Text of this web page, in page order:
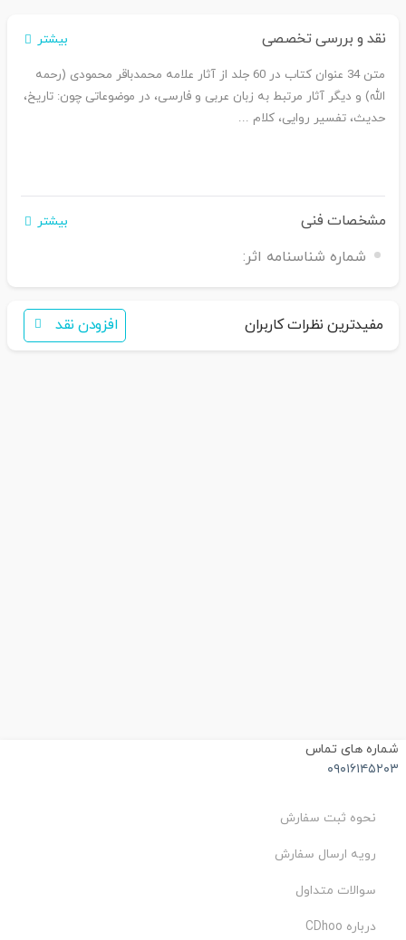
نقد و بررسی تخصصی بیشتر
متن 34 عنوان کتاب در 60 جلد از آثار علامه محمدباقر محمودی (رحمه
الله) و دیگر آثار مرتبط به زبان عربی و فارسی، در موضوعاتی چون: تاریخ،
حدیث، تفسیر روایی، کلام ...
30007650001082بفرستید
همکاران ما با شما تماس خواهند گرفت
مشخصات فنی بیشتر
شماره شناسنامه اثر:
مفیدترین نظرات کاربران افزودن نقد
شماره های تماس
۰۹۰۱۶۱۴۵۲۰۳
نحوه ثبت سفارش
رویه ارسال سفارش
سوالات متداول
درباره CDhoo